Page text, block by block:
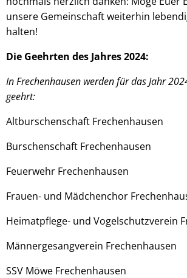
unsere Gemeinschaft weiterhin
halten!
Die Geehrten des Jahres 2024:
In Frechenhausen werden für das Jahr
geehrt:
Altburschenschaft Frechenhausen
Burschenschaft Frechenhausen
Feuerwehr Frechenhausen
Frauen- und Mädchenchor
Heimatpflege- und Vogelschutzverein
Männergesangverein Frechenhausen
SSV Möwe Frechenhausen